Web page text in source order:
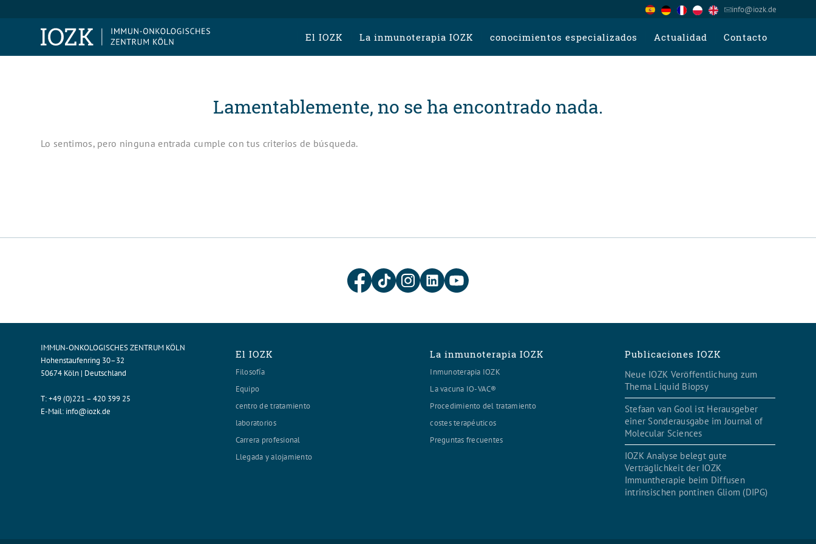
info@iozk.de
El IOZK La inmunoterapia IOZK conocimientos especializados Actualidad Contacto
Lamentablemente, no se ha encontrado nada.
Lo sentimos, pero ninguna entrada cumple con tus criterios de búsqueda.
IMMUN-ONKOLOGISCHES ZENTRUM KÖLN
Hohenstaufenring 30–32
50674 Köln | Deutschland
T:+49 (0)221 – 420 399 25
E-Mail: info@iozk.de
El IOZK
Filosofía
Equipo
centro de tratamiento
laboratorios
Carrera profesional
Llegada y alojamiento
La inmunoterapia IOZK
Inmunoterapia IOZK
La vacuna IO-VAC®
Procedimiento del tratamiento
costes terapéuticos
Preguntas frecuentes
Publicaciones IOZK
Neue IOZK Veröffentlichung zum
Thema Liquid Biopsy
Stefaan van Gool ist Herausgeber
einer Sonderausgabe im Journal of
Molecular Sciences
IOZK Analyse belegt gute
Verträglichkeit der IOZK
Immuntherapie beim Diffusen
intrinsischen pontinen Gliom (DIPG)